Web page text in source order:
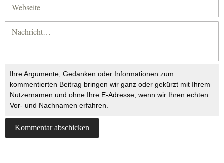
Ihre Argumente, Gedanken oder Informationen zum
kommentierten Beitrag bringen wir ganz oder gekürzt mit Ihrem
Nutzernamen und ohne Ihre E-Adresse, wenn wir Ihren echten
Vor- und Nachnamen erfahren.